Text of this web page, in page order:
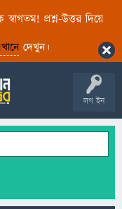
স্বাগতম! প্রশ্ন-উত্তর দিয়ে
দেখুন।
লগ ইন